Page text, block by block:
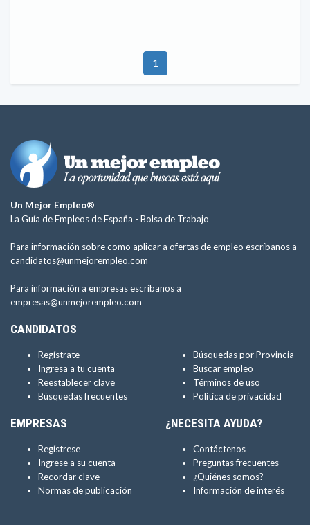
1
Un Mejor Empleo®
La Guía de Empleos de España - Bolsa de Trabajo
Para información sobre como aplicar a ofertas de empleo escríbanos a
candidatos@unmejorempleo.com
Para información a empresas escríbanos a
empresas@unmejorempleo.com
CANDIDATOS
Regístrate
Ingresa a tu cuenta
Reestablecer clave
Búsquedas frecuentes
Búsquedas por Provincia
Buscar empleo
Términos de uso
Política de privacidad
EMPRESAS
Regístrese
Ingrese a su cuenta
Recordar clave
Normas de publicación
¿NECESITA AYUDA?
Contáctenos
Preguntas frecuentes
¿Quiénes somos?
Información de interés